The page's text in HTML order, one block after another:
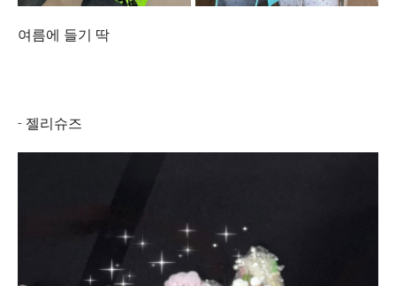
여름에 들기 딱
- 젤리슈즈